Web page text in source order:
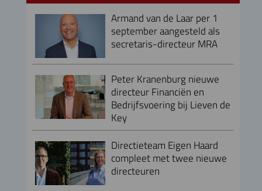
Armand van de Laar per 1
september aangesteld als
secretaris-directeur MRA
Peter Kranenburg nieuwe
directeur Financiën en
Bedrijfsvoering bij Lieven de
Key
Directieteam Eigen Haard
compleet met twee nieuwe
directeuren